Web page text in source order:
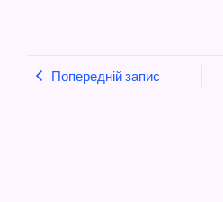
Попередній запис